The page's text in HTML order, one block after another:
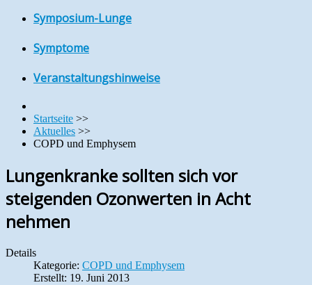
Symposium-Lunge
Symptome
Veranstaltungshinweise
Startseite >>
Aktuelles >>
COPD und Emphysem
Lungenkranke sollten sich vor
steigenden Ozonwerten in Acht
nehmen
Details
Kategorie: COPD und Emphysem
Erstellt: 19. Juni 2013